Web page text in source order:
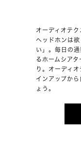
オーディオテ
ヘッドホンは
い」。毎日の
るホームシア
り。オーディ
インアップか
ょう。